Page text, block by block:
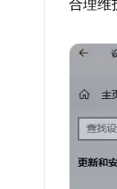
合理维